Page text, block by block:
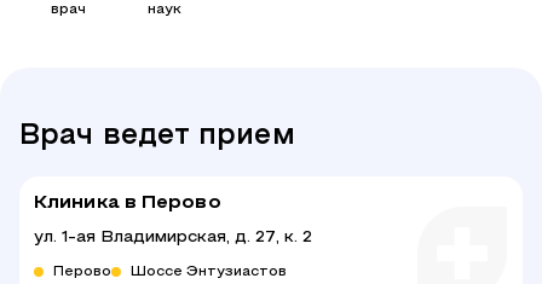
врач
наук
Врач ведет прием
Клиника в Перово
ул. 1-ая Владимирская, д. 27, к. 2
Перово Шоссе Энтузиастов